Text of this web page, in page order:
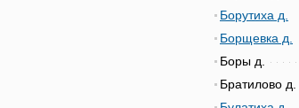
Борутиха д.
Борщевка д.
Боры д.
Братилово д.